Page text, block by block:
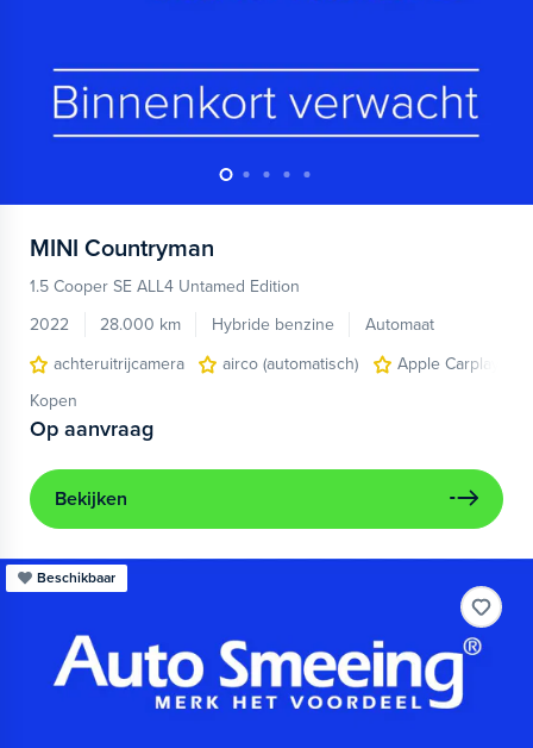
MINI Countryman
1.5 Cooper SE ALL4 Untamed Edition
2022
28.000 km Hybride benzine
Automaat
achteruitrijcamera
airco (automatisch)
Apple Carplay/
Kopen
Op aanvraag
Bekijken
Beschikbaar